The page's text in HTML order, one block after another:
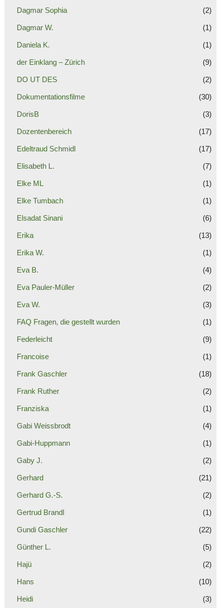
Dagmar Sophia (2)
Dagmar W. (1)
Daniela K. (1)
der Einklang – Zürich (9)
DO UT DES (2)
Dokumentationsfilme (30)
DorisB (3)
Dozentenbereich (17)
Edeltraud Schmidl (17)
Elisabeth L. (7)
Elke ML (1)
Elke Tumbach (1)
Elsadat Sinani (6)
Erika (13)
Erika W. (1)
Eva B. (4)
Eva Pauler-Müller (2)
Eva W. (3)
FAQ Fragen, die gestellt wurden (1)
Federleicht (9)
Francoise (1)
Frank Gaschler (18)
Frank Ruther (2)
Franziska (1)
Gabi Weissbrodt (4)
Gabi-Huppmann (1)
Gaby J. (2)
Gerhard (21)
Gerhard G.-S. (2)
Gertrud Brandl (1)
Gundi Gaschler (22)
Günther L. (5)
Hajü (2)
Hans (10)
Heidi (3)